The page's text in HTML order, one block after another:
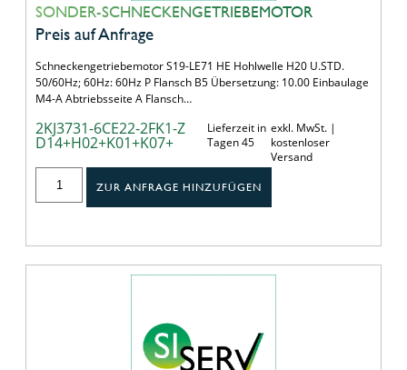
SONDER-SCHNECKENGETRIEBEMOTOR
Preis auf Anfrage
Schneckengetriebemotor S19-LE71 HE Hohlwelle H20 U.STD.
50/60Hz; 60Hz: 60Hz P Flansch B5 Übersetzung: 10.00 Einbaulage
M4-A Abtriebsseite A Flansch…
2KJ3731-6CE22-2FK1-Z
D14+H02+K01+K07+
Lieferzeit in
Tagen 45
exkl. MwSt. |
kostenloser
Versand
ZUR ANFRAGE HINZUFÜGEN